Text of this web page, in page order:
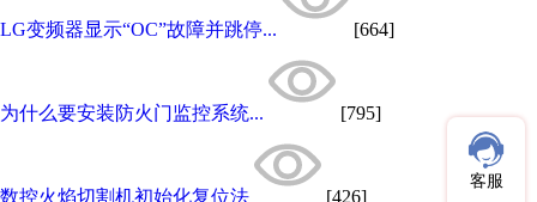
LG变频器显示“OC”故障并跳停... [664]
为什么要安装防火门监控系统... [795]
数控火焰切割机初始化复位法 [426]
客服